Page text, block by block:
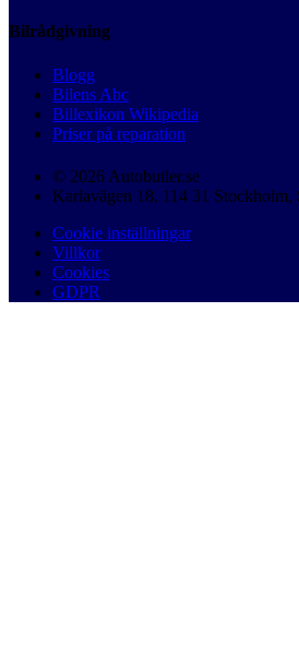
Bilrådgivning
Blogg
Bilens Abc
Billexikon Wikipedia
Priser på reparation
© 2026 Autobutler.se
Karlavägen 18, 114 31 Stockholm,
Cookie inställningar
Villkor
Cookies
GDPR